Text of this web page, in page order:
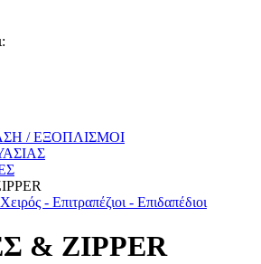
/ ΕΞΟΠΛΙΣΜΟΙ
- Επιτραπέζιοι - Επιδαπέδιοι
& ZIPPER